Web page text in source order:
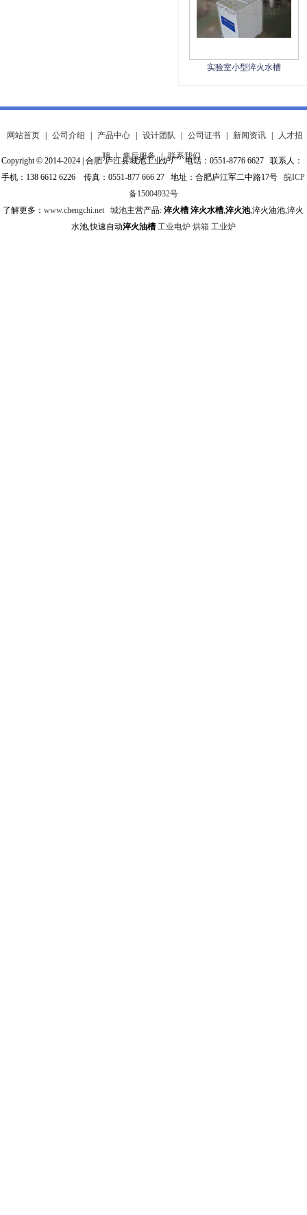
实验室小型淬火水槽
网站首页 公司介绍 产品中心 设计团队 公司证书 新闻资讯 人才招
聘 | 售后服务 | 联系我们
Copyright © 2014-2024 | 合肥·庐江县城池工业炉厂 电话：0551-8776 6627 联系人：
手机：138 6612 6226 传真：0551-877 666 27 地址：合肥庐江军二中路17号皖ICP
备15004932号
了解更多：www.chengchi.net 城池主营产品:淬火槽 淬火水槽,淬火池,淬火油池,淬火
水池,快速自动淬火油槽 工业电炉 烘箱 工业炉